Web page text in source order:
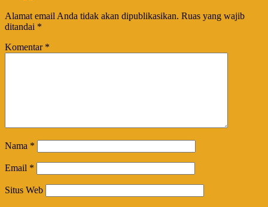
Alamat email Anda tidak akan dipublikasikan. Ruas yang wajib
ditandai *
Komentar *
Nama *
Email *
Situs Web